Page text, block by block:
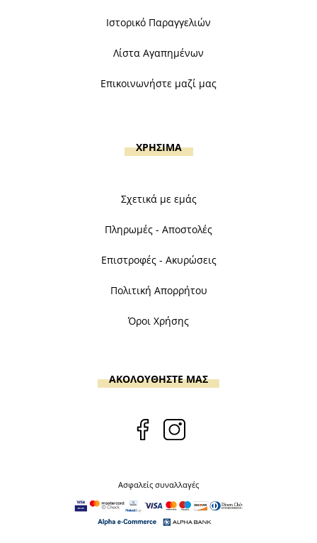
Ιστορικό Παραγγελιών
Λίστα Αγαπημένων
Επικοινωνήστε μαζί μας
ΧΡΗΣΙΜΑ
Σχετικά με εμάς
Πληρωμές - Αποστολές
Επιστροφές - Ακυρώσεις
Πολιτική Απορρήτου
Όροι Χρήσης
ΑΚΟΛΟΥΘΗΣΤΕ ΜΑΣ
Ασφαλείς συναλλαγές